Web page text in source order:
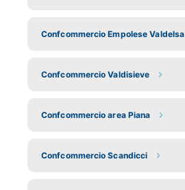
Confcommercio Empolese Valdelsa
Confcommercio Valdisieve
Confcommercio area Piana
Confcommercio Scandicci